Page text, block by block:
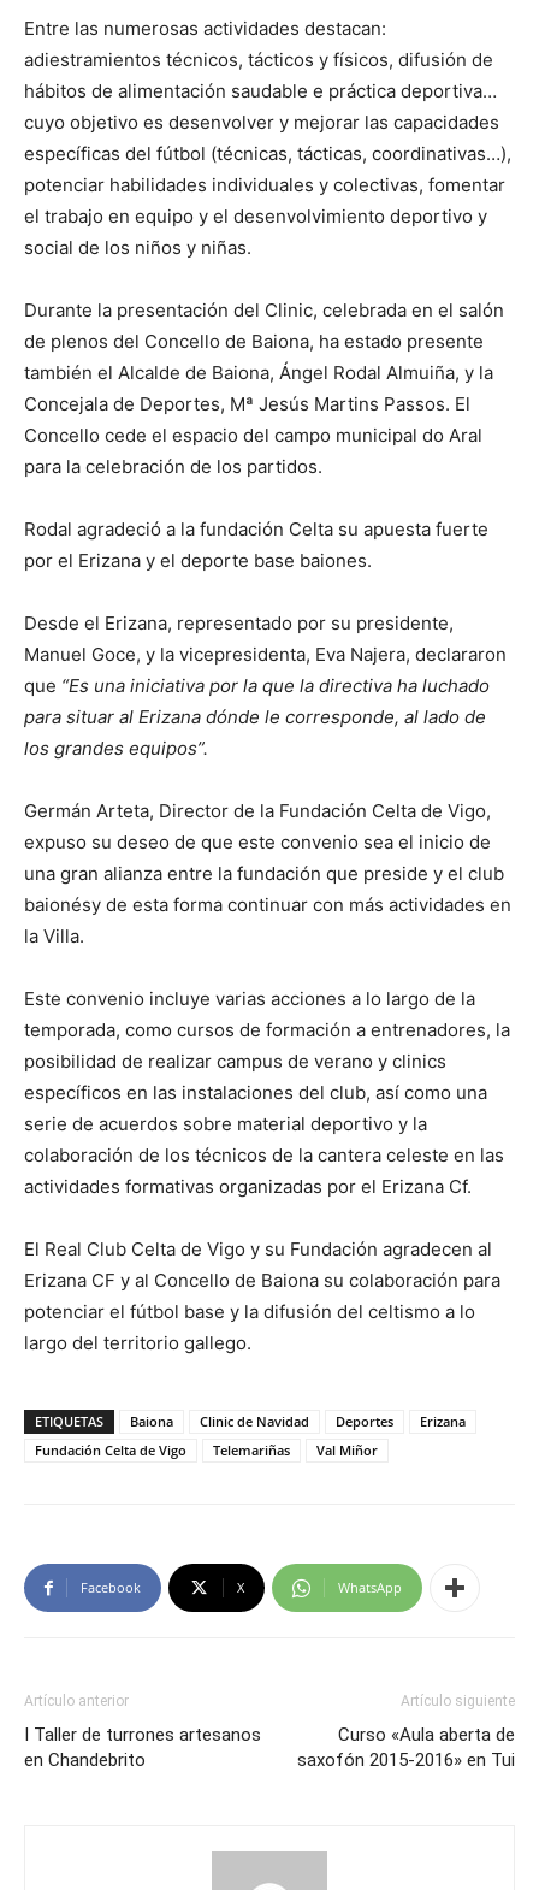
Entre las numerosas actividades destacan:
adiestramientos técnicos, tácticos y físicos, difusión de
hábitos de alimentación saudable e práctica deportiva…
cuyo objetivo es desenvolver y mejorar las capacidades
específicas del fútbol (técnicas, tácticas, coordinativas…),
potenciar habilidades individuales y colectivas, fomentar
el trabajo en equipo y el desenvolvimiento deportivo y
social de los niños y niñas.
Durante la presentación del Clinic, celebrada en el salón
de plenos del Concello de Baiona, ha estado presente
también el Alcalde de Baiona, Ángel Rodal Almuiña, y la
Concejala de Deportes, Mª Jesús Martins Passos. El
Concello cede el espacio del campo municipal do Aral
para la celebración de los partidos.
Rodal agradeció a la fundación Celta su apuesta fuerte
por el Erizana y el deporte base baiones.
Desde el Erizana, representado por su presidente,
Manuel Goce, y la vicepresidenta, Eva Najera, declararon
que “Es una iniciativa por la que la directiva ha luchado
para situar al Erizana dónde le corresponde, al lado de
los grandes equipos”.
Germán Arteta, Director de la Fundación Celta de Vigo,
expuso su deseo de que este convenio sea el inicio de
una gran alianza entre la fundación que preside y el club
baionésy de esta forma continuar con más actividades en
la Villa.
Este convenio incluye varias acciones a lo largo de la
temporada, como cursos de formación a entrenadores, la
posibilidad de realizar campus de verano y clinics
específicos en las instalaciones del club, así como una
serie de acuerdos sobre material deportivo y la
colaboración de los técnicos de la cantera celeste en las
actividades formativas organizadas por el Erizana Cf.
El Real Club Celta de Vigo y su Fundación agradecen al
Erizana CF y al Concello de Baiona su colaboración para
potenciar el fútbol base y la difusión del celtismo a lo
largo del territorio gallego.
ETIQUETAS Baiona Clinic de Navidad Deportes
Erizana
Fundación Celta de Vigo
Telemariñas Val Miñor
Facebook X WhatsApp
Artículo anterior
I Taller de turrones artesanos
en Chandebrito
Artículo siguiente
Curso «Aula aberta de
saxofón 2015-2016» en Tui